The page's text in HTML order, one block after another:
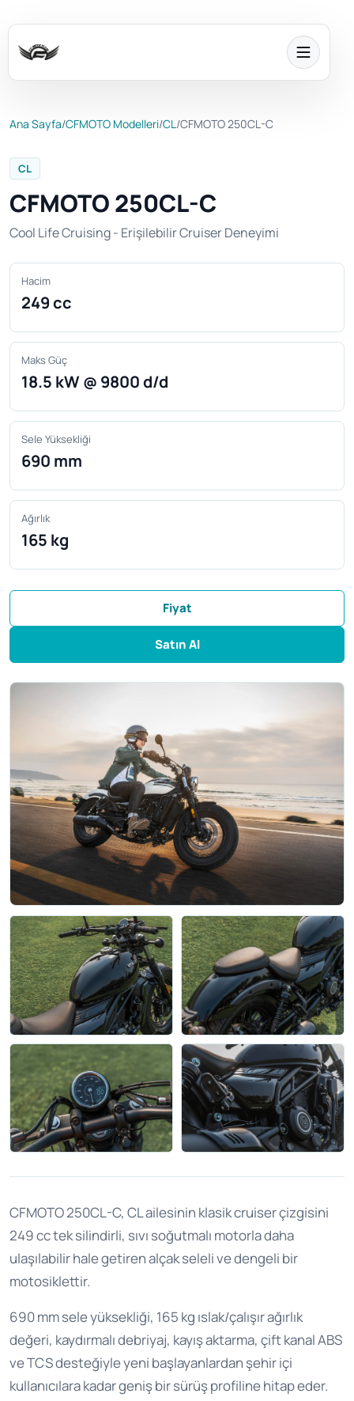
Ana Sayfa/CFMOTO Modelleri/CL/CFMOTO 250CL-C
CL
CFMOTO 250CL-C
Cool Life Cruising - Erişilebilir Cruiser Deneyimi
Hacim
249 cc
Maks Güç
18.5 kW @ 9800 d/d
Sele Yüksekliği
690 mm
Ağırlık
165 kg
Fiyat
Satın Al
CFMOTO 250CL-C, CL ailesinin klasik cruiser çizgisini
249 cc tek silindirli, sıvı soğutmalı motorla daha
ulaşılabilir hale getiren alçak seleli ve dengeli bir
motosiklettir.
690 mm sele yüksekliği, 165 kg ıslak/çalışır ağırlık
değeri, kaydırmalı debriyaj, kayış aktarma, çift kanal ABS
ve TCS desteğiyle yeni başlayanlardan şehir içi
kullanıcılara kadar geniş bir sürüş profiline hitap eder.